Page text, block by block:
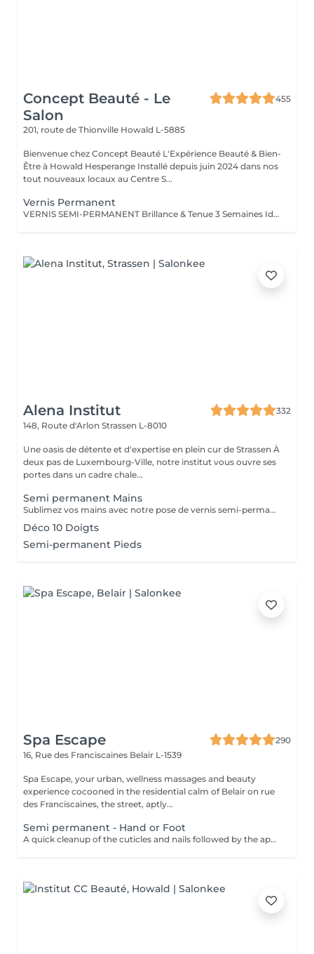
Concept Beauté - Le
Salon
455
201, route de Thionville Howald L-5885
Bienvenue chez Concept Beauté L'Expérience Beauté & Bien-
Être à Howald Hesperange Installé depuis juin 2024 dans nos
tout nouveaux locaux au Centre S...
Vernis Permanent
VERNIS SEMI-PERMANENT Brillance & Tenue 3 Semaines Idéal pour celles qui veulent une manucure impeccable sans abîmer leurs ongles naturels, le vernis semi-permanent ProNails assure une brillance éclatante et une tenue longue durée. Pourquoi choisir le semi-permanent ? Séchage immédiat sous lampe LED Jusqu'à 3 semaines de tenue sans s'écailler Large choix de couleurs tendances Dépose rapide et en douceur Disponible pour les mains & les pieds pour une mise en beauté complète. ONGLES PARFAITS AVEC PRONAILS EXPERTISE & QUALITÉ PROFESSIONNELLE Dans notre institut, nous vous offrons un service onglerie haut de gamme, réalisé avec les produits de la marque ProNails, reconnue pour sa qualité et sa tenue exceptionnelle. Nos expertes en onglerie, dont certaines sont également formatrices en prothésie ongulaire dans notre centre de formation Concept Beauté Distribution, sauront vous conseiller et sublimer vos ongles avec professionnalisme.
Alena Institut
332
148, Route d'Arlon Strassen L-8010
Une oasis de détente et d'expertise en plein cur de Strassen À
deux pas de Luxembourg-Ville, notre institut vous ouvre ses
portes dans un cadre chale...
Semi permanent Mains
Sublimez vos mains avec notre pose de vernis semi-permanent, pour un résultat parfait et durable jusqu'à 3 semaines. -Finition brillante et impeccable -Résistant aux chocs et aux éclats -Disponible dans une large palette de couleurs tendances Chaque séance comprend préparation de l'ongle, application soignée et finition professionnelle, pour des mains élégantes et parfaitement entretenues.
Déco 10 Doigts
Semi-permanent Pieds
Spa Escape
290
16, Rue des Franciscaines Belair L-1539
Spa Escape, your urban, wellness massages and beauty
experience cocooned in the residential calm of Belair on rue
des Franciscaines, the street, aptly...
Semi permanent - Hand or Foot
A quick cleanup of the cuticles and nails followed by the application of a semi-permanent nail varnish of your choice.